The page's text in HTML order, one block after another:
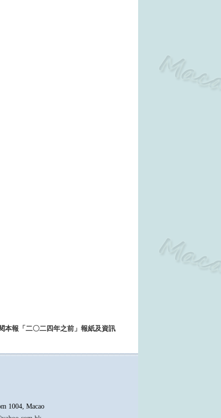
本報「二〇二四年之前」報紙及資訊
1004, Macao